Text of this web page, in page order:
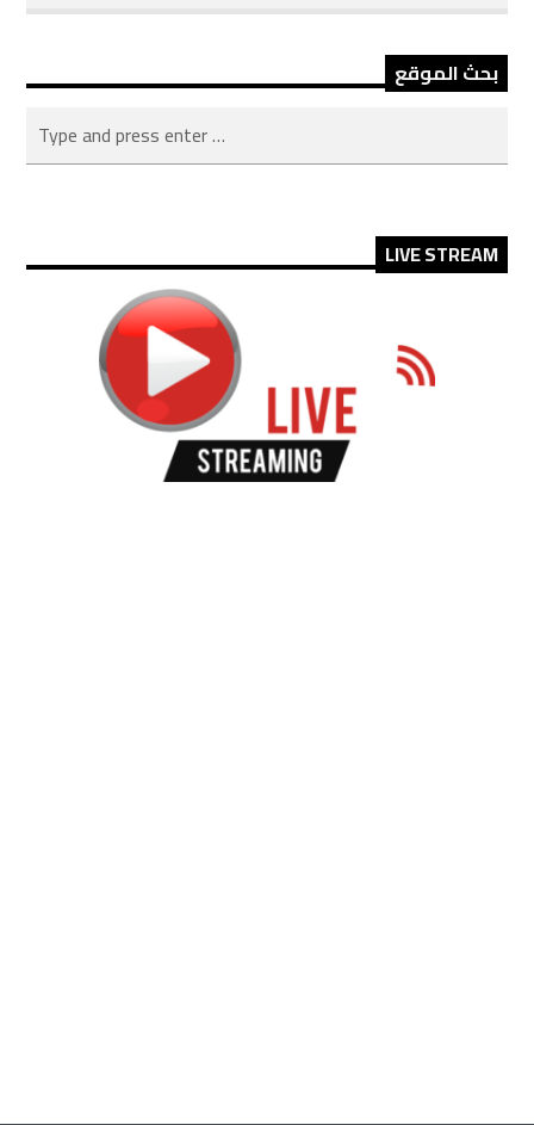
بحث الموقع
LIVE STREAM